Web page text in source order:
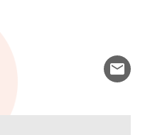
mail